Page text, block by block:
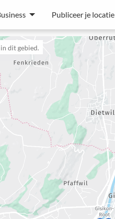
Publiceer je locatie
dit gebied.